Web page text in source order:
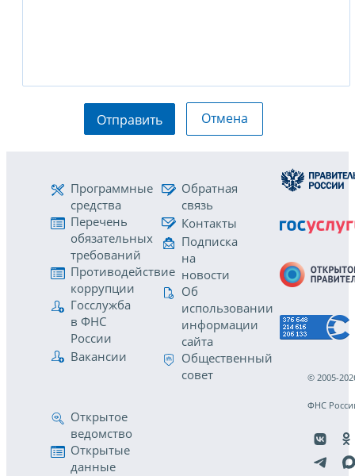
Отправить Отмена
Программные
средства
Перечень
обязательных
требований
Противодействие
коррупции
Госслужба
в ФНС
России
Вакансии
Обратная
связь
Контакты
Подписка
на
новости
Об
использовании
информации
сайта
Общественный
совет
Открытое
ведомство
Открытые
данные
© 2005-
ФНС